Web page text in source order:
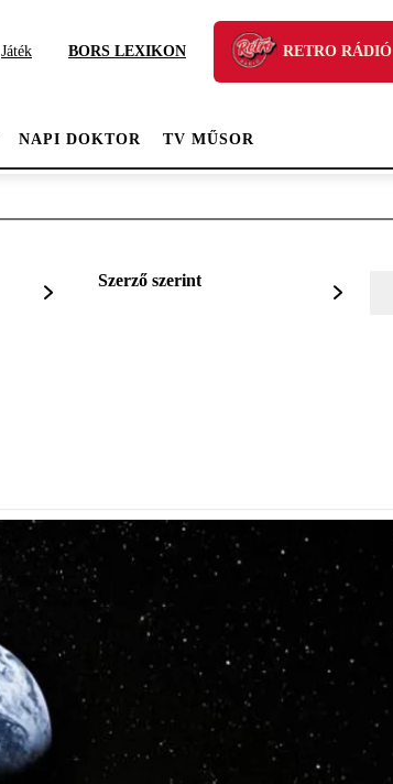
Játék BORS LEXIKON RETRO RÁDIÓ
NAPI DOKTOR TV MŰSOR
Szerző szerint